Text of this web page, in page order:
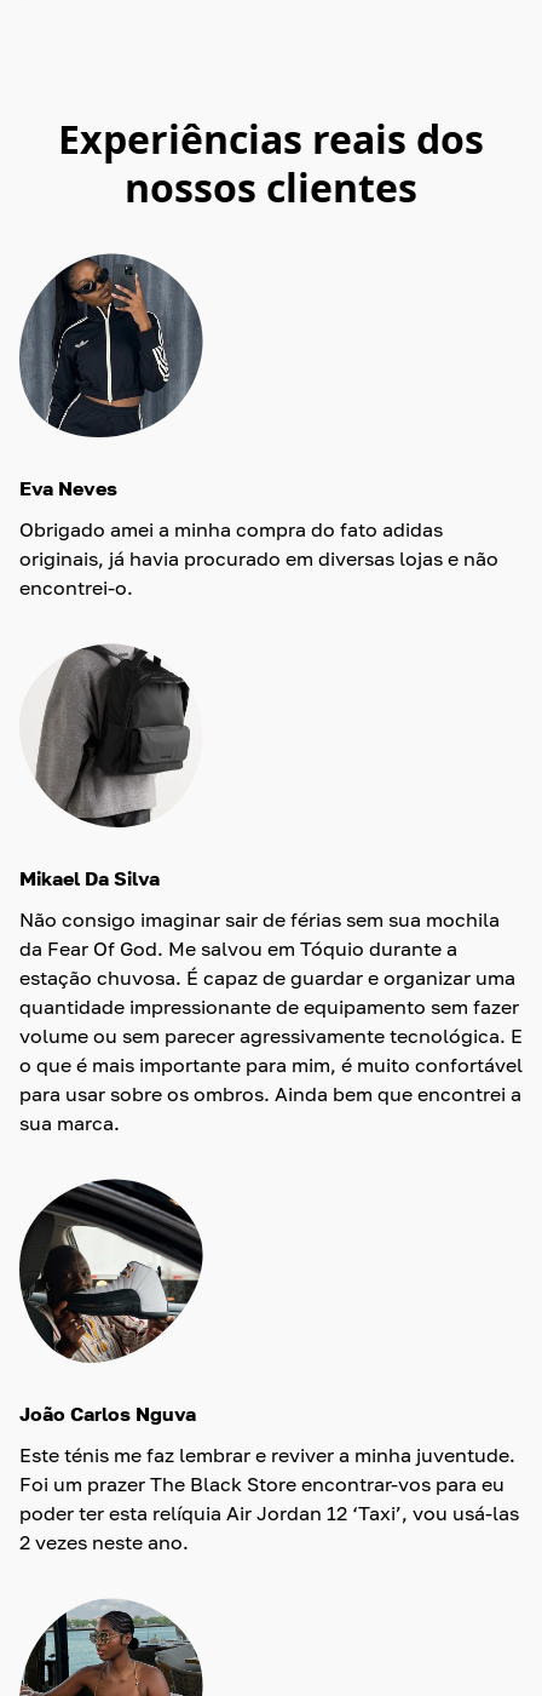
Experiências reais dos
nossos clientes
Eva Neves
Obrigado amei a minha compra do fato adidas
originais, já havia procurado em diversas lojas e não
encontrei-o.
Mikael Da Silva
Não consigo imaginar sair de férias sem sua mochila
da Fear Of God. Me salvou em Tóquio durante a
estação chuvosa. É capaz de guardar e organizar uma
quantidade impressionante de equipamento sem fazer
volume ou sem parecer agressivamente tecnológica. E
o que é mais importante para mim, é muito confortável
para usar sobre os ombros. Ainda bem que encontrei a
sua marca.
João Carlos Nguva
Este ténis me faz lembrar e reviver a minha juventude.
Foi um prazer The Black Store encontrar-vos para eu
poder ter esta relíquia Air Jordan 12 ‘Taxi’, vou usá-las
2 vezes neste ano.